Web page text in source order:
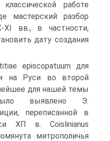
работе
мастерский разбор
ХІ вв., в частности,
дату создания
episcopatuum для
на Руси во второй
для нашей темы
выявлено Э.
переписанной в
ХП в. Coislinianus
митрополичья